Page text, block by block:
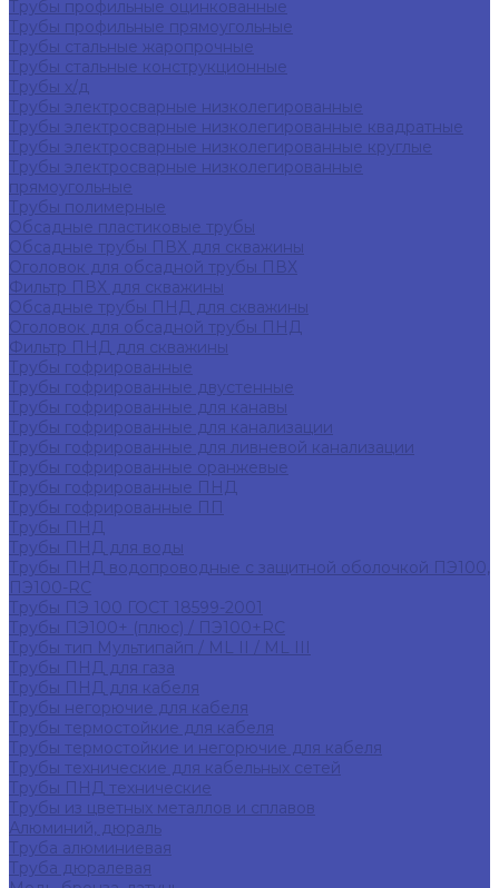
Трубы профильные оцинкованные
Трубы профильные прямоугольные
Трубы стальные жаропрочные
Трубы стальные конструкционные
Трубы х/д
Трубы электросварные низколегированные
Трубы электросварные низколегированные квадратные
Трубы электросварные низколегированные круглые
Трубы электросварные низколегированные
прямоугольные
Трубы полимерные
Обсадные пластиковые трубы
Обсадные трубы ПВХ для скважины
Оголовок для обсадной трубы ПВХ
Фильтр ПВХ для скважины
Обсадные трубы ПНД для скважины
Оголовок для обсадной трубы ПНД
Фильтр ПНД для скважины
Трубы гофрированные
Трубы гофрированные двустенные
Трубы гофрированные для канавы
Трубы гофрированные для канализации
Трубы гофрированные для ливневой канализации
Трубы гофрированные оранжевые
Трубы гофрированные ПНД
Трубы гофрированные ПП
Трубы ПНД
Трубы ПНД для воды
Трубы ПНД водопроводные с защитной оболочкой ПЭ100,
ПЭ100-RC
Трубы ПЭ 100 ГОСТ 18599-2001
Трубы ПЭ100+ (плюс) / ПЭ100+RC
Трубы тип Мультипайп / ML II / ML III
Трубы ПНД для газа
Трубы ПНД для кабеля
Трубы негорючие для кабеля
Трубы термостойкие для кабеля
Трубы термостойкие и негорючие для кабеля
Трубы технические для кабельных сетей
Трубы ПНД технические
Трубы из цветных металлов и сплавов
Алюминий, дюраль
Труба алюминиевая
Труба дюралевая